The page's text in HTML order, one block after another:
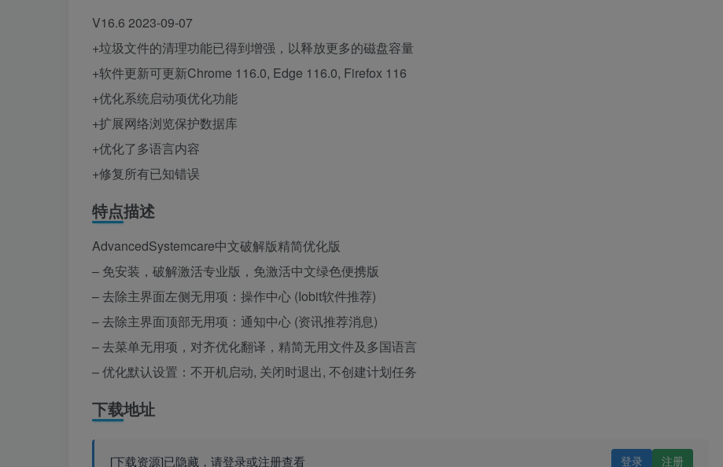
V16.6 2023-09-07
+垃圾文件的清理功能已得到增强，以释放更多的磁盘容量
+软件更新可更新Chrome 116.0, Edge 116.0, Firefox 116
+优化系统启动项优化功能
+扩展网络浏览保护数据库
+优化了多语言内容
+修复所有已知错误
特点描述
AdvancedSystemcare中文破解版精简优化版
– 免安装，破解激活专业版，免激活中文绿色便携版
– 去除主界面左侧无用项：操作中心 (Iobit软件推荐)
– 去除主界面顶部无用项：通知中心 (资讯推荐消息)
– 去菜单无用项，对齐优化翻译，精简无用文件及多国语言
– 优化默认设置：不开机启动, 关闭时退出, 不创建计划任务
下载地址
[下载资源]已隐藏，请登录或注册查看 登录 注册